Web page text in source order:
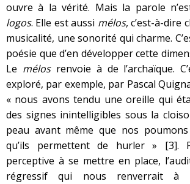
ouvre à la vérité. Mais la parole
logos. Elle est aussi mélos, c’est-à-dire
musicalité, une sonorité qui charme.
poésie que d’en développer cette
Le mélos renvoie à de l’archaïque.
exploré, par exemple, par Pascal
« nous avons tendu une oreille qui
des signes inintelligibles sous la
peau avant même que nos
qu’ils permettent de hurler » [3].
perceptive à se mettre en place,
régressif qui nous renverrait à